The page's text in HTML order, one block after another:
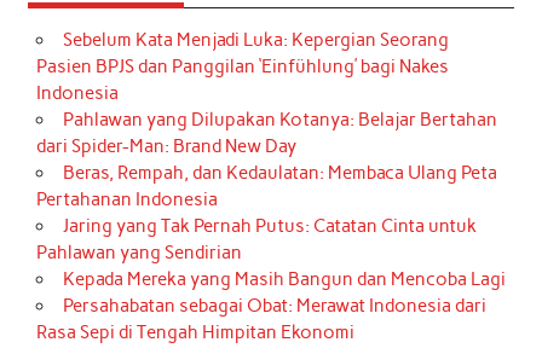
Sebelum Kata Menjadi Luka: Kepergian Seorang
Pasien BPJS dan Panggilan ‘Einfühlung’ bagi Nakes
Indonesia
Pahlawan yang Dilupakan Kotanya: Belajar Bertahan
dari Spider-Man: Brand New Day
Beras, Rempah, dan Kedaulatan: Membaca Ulang Peta
Pertahanan Indonesia
Jaring yang Tak Pernah Putus: Catatan Cinta untuk
Pahlawan yang Sendirian
Kepada Mereka yang Masih Bangun dan Mencoba Lagi
Persahabatan sebagai Obat: Merawat Indonesia dari
Rasa Sepi di Tengah Himpitan Ekonomi